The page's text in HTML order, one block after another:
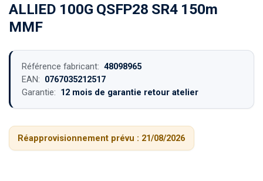
ALLIED 100G QSFP28 SR4 150m
MMF
Référence fabricant: 48098965
EAN: 0767035212517
Garantie: 12 mois de garantie retour atelier
Réapprovisionnement prévu : 21/08/2026